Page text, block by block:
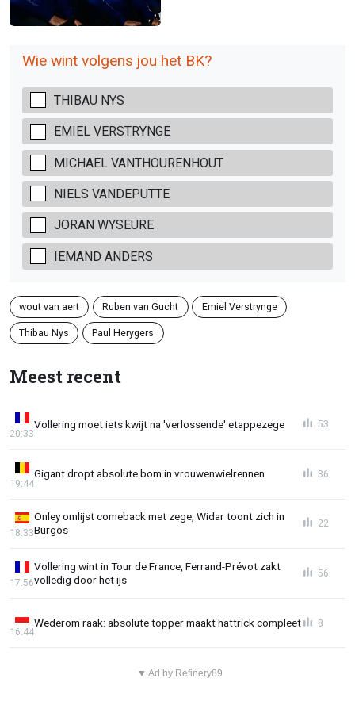
Wie wint volgens jou het BK?
THIBAU NYS
EMIEL VERSTRYNGE
MICHAEL VANTHOURENHOUT
NIELS VANDEPUTTE
JORAN WYSEURE
IEMAND ANDERS
wout van aert Ruben van Gucht Emiel Verstrynge
Thibau Nys Paul Herygers
Meest recent
Vollering moet iets kwijt na 'verlossende' etappezege
20:33
53
Gigant dropt absolute bom in vrouwenwielrennen
19:44
36
Onley omlijst comeback met zege, Widar toont zich in
Burgos
18:33
22
Vollering wint in Tour de France, Ferrand-Prévot zakt
volledig door het ijs
17:56
56
Wederom raak: absolute topper maakt hattrick compleet
16:44
8
▼ Ad by Refinery89